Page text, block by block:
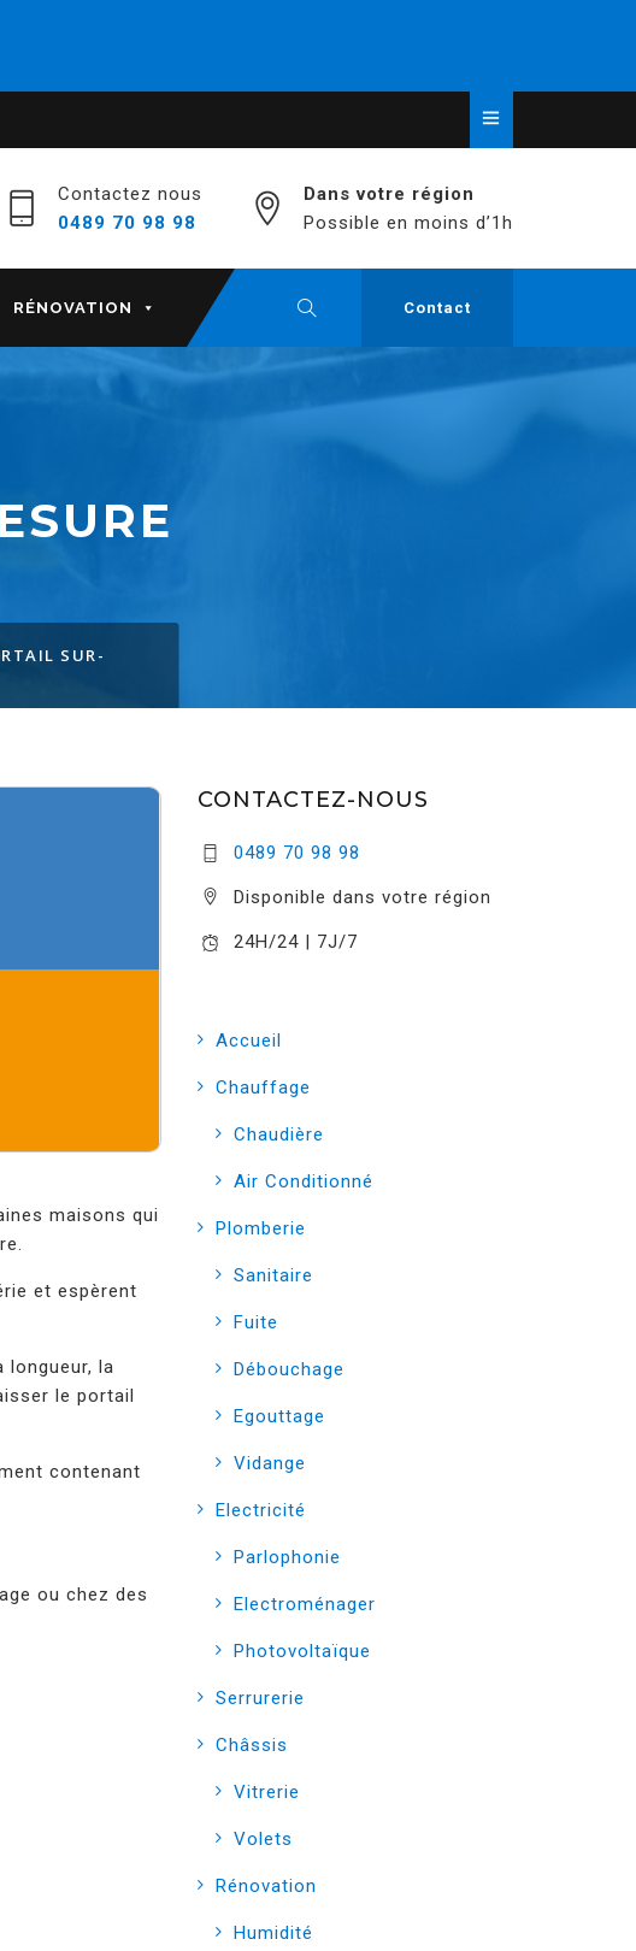
Contactez nous
0489 70 98 98
Dans votre région
Possible en moins d’1h
Contact
RÉNOVATION
SUR-
maisons qui
et espèrent
la
le portail
contenant
ou chez des
CONTACTEZ-NOUS
0489 70 98 98
Disponible dans votre région
24H/24 | 7J/7
Accueil
Chauffage
Chaudière
Air Conditionné
Plomberie
Sanitaire
Fuite
Débouchage
Egouttage
Vidange
Electricité
Parlophonie
Electroménager
Photovoltaïque
Serrurerie
Châssis
Vitrerie
Volets
Rénovation
Humidité